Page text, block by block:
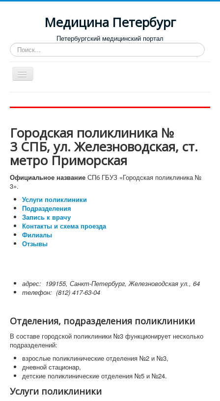
Медицина Петербург
Петербургский медицинский портал
Искать...
Toggle
Navigation
Роддома и женские консультации
Диспансеры
Лучшие клиники по направлениям
Отзывы о медицинских учреждениях
Городская поликлиника №
3 СПБ, ул. Железноводская, ст.
метро Приморская
Официальное название СПб ГБУЗ «Городская поликлиника №
3».
Услуги поликлиники
Подразделения
Запись к врачу
Контакты и схема проезда
Филиалы
Отзывы
адрес: 199155, Санкт-Петербург, Железноводская ул., 64
телефон: (812) 417-63-04
Отделения, подразделения поликлиники
В составе городской поликлиники №3 функционирует несколько
подразделений:
взрослые поликлинические отделения №2 и №3,
дневной стационар,
детские поликлинические отделения №5 и №24.
Услуги поликлиники